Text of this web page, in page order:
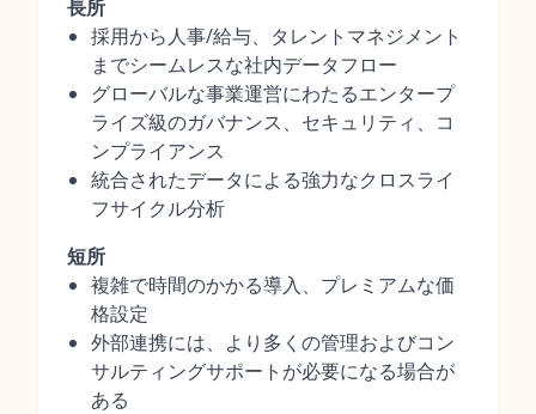
長所
採用から人事/給与、タレントマネジメント
までシームレスな社内データフロー
グローバルな事業運営にわたるエンタープ
ライズ級のガバナンス、セキュリティ、コ
ンプライアンス
統合されたデータによる強力なクロスライ
フサイクル分析
短所
複雑で時間のかかる導入、プレミアムな価
格設定
外部連携には、より多くの管理およびコン
サルティングサポートが必要になる場合が
ある